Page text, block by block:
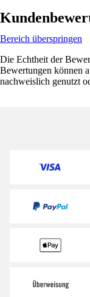
Bereich überspringen
Die Echtheit der
Bewertungen können
nachweislich genutzt